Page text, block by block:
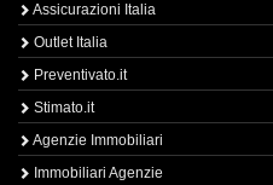
Assicurazioni Italia
Outlet Italia
Preventivato.it
Stimato.it
Agenzie Immobiliari
Immobiliari Agenzie